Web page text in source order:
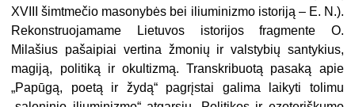
XVIII šimtmečio masonybės bei iliuminizmo istoriją – E. N.).
Rekonstruojamame Lietuvos istorijos fragmente O.
Milašius pašaipiai vertina žmonių ir valstybių santykius,
magiją, politiką ir okultizmą. Transkribuotą pasaką apie
„Papūgą, poetą ir žydą“ pagrįstai galima laikyti tolimu